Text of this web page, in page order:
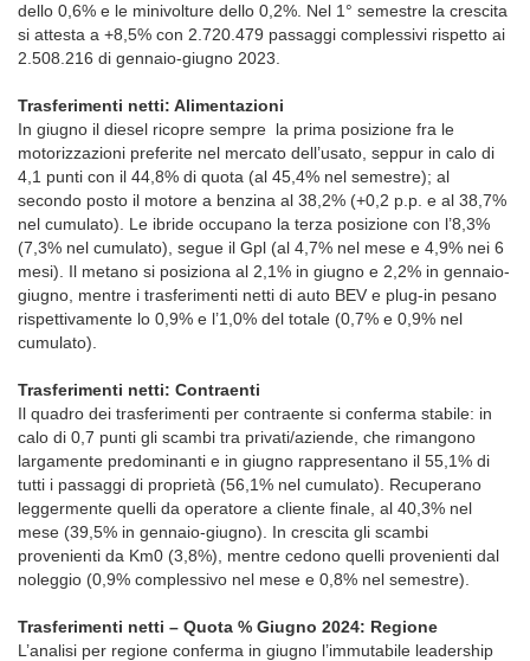
dello 0,6% e le minivolture dello 0,2%. Nel 1° semestre la crescita
si attesta a +8,5% con 2.720.479 passaggi complessivi rispetto ai
2.508.216 di gennaio-giugno 2023.
Trasferimenti netti: Alimentazioni
In giugno il diesel ricopre sempre la prima posizione fra le
motorizzazioni preferite nel mercato dell’usato, seppur in calo di
4,1 punti con il 44,8% di quota (al 45,4% nel semestre); al
secondo posto il motore a benzina al 38,2% (+0,2 p.p. e al 38,7%
nel cumulato). Le ibride occupano la terza posizione con l’8,3%
(7,3% nel cumulato), segue il Gpl (al 4,7% nel mese e 4,9% nei 6
mesi). Il metano si posiziona al 2,1% in giugno e 2,2% in gennaio-
giugno, mentre i trasferimenti netti di auto BEV e plug-in pesano
rispettivamente lo 0,9% e l’1,0% del totale (0,7% e 0,9% nel
cumulato).
Trasferimenti netti: Contraenti
Il quadro dei trasferimenti per contraente si conferma stabile: in
calo di 0,7 punti gli scambi tra privati/aziende, che rimangono
largamente predominanti e in giugno rappresentano il 55,1% di
tutti i passaggi di proprietà (56,1% nel cumulato). Recuperano
leggermente quelli da operatore a cliente finale, al 40,3% nel
mese (39,5% in gennaio-giugno). In crescita gli scambi
provenienti da Km0 (3,8%), mentre cedono quelli provenienti dal
noleggio (0,9% complessivo nel mese e 0,8% nel semestre).
Trasferimenti netti – Quota % Giugno 2024: Regione
L’analisi per regione conferma in giugno l’immutabile leadership